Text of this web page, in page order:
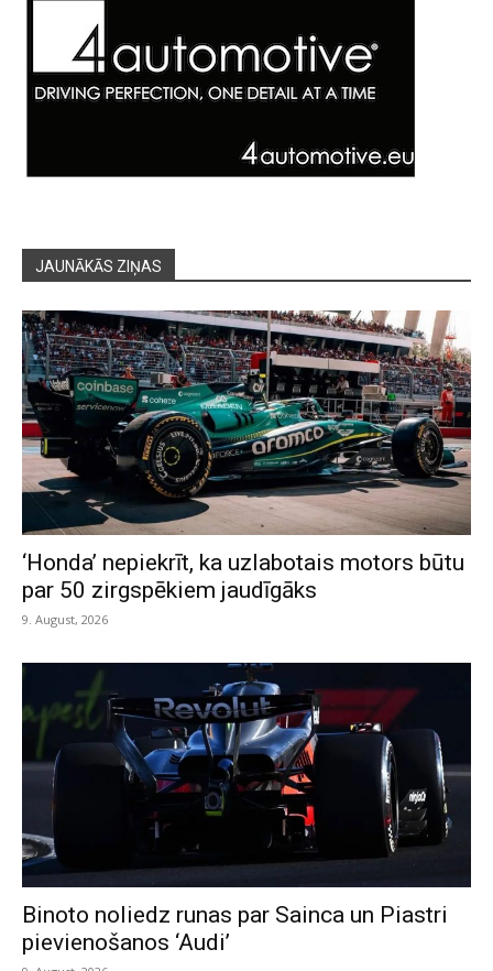
JAUNĀKĀS ZIŅAS
‘Honda’ nepiekrīt, ka uzlabotais motors būtu
par 50 zirgspēkiem jaudīgāks
9. August, 2026
Binoto noliedz runas par Sainca un Piastri
pievienošanos ‘Audi’